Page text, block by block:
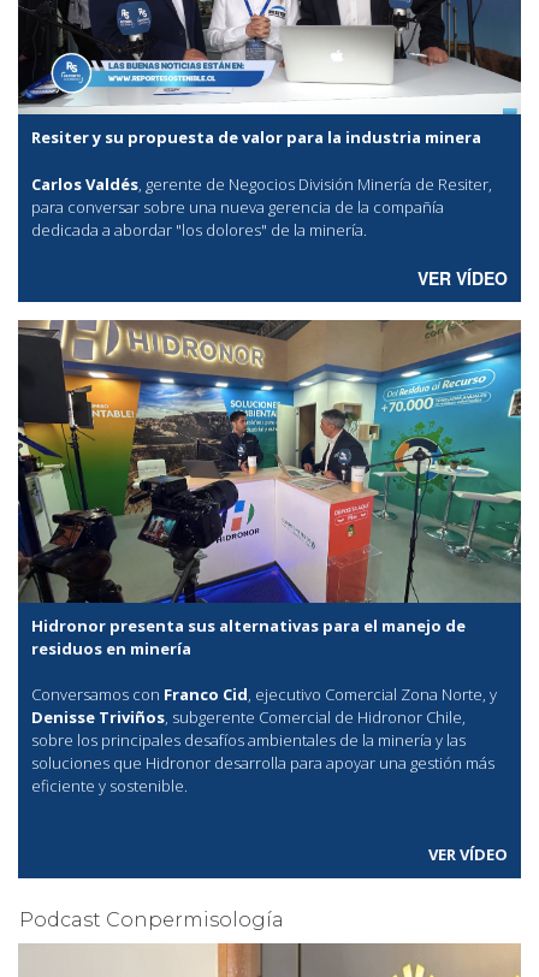
Resiter y su propuesta de valor para la industria minera
Carlos Valdés, gerente de Negocios División Minería de Resiter,
para conversar sobre una nueva gerencia de la compañía
dedicada a abordar "los dolores" de la minería.
VER VÍDEO
Hidronor presenta sus alternativas para el manejo de
residuos en minería
Conversamos con Franco Cid, ejecutivo Comercial Zona Norte, y
Denisse Triviños, subgerente Comercial de Hidronor Chile,
sobre los principales desafíos ambientales de la minería y las
soluciones que Hidronor desarrolla para apoyar una gestión más
eficiente y sostenible.
VER VÍDEO
Podcast Conpermisología